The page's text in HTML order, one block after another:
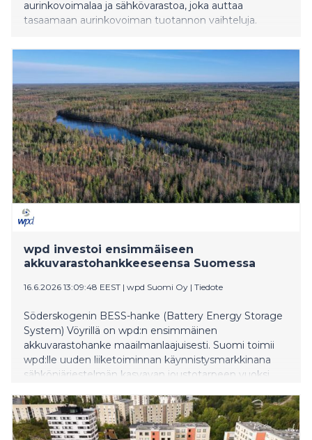
aurinkovoimalaa ja sähkövarastoa, joka auttaa
tasaamaan aurinkovoiman tuotannon vaihteluja.
wpd investoi ensimmäiseen
akkuvarastohankkeeseensa Suomessa
16.6.2026 13:09:48 EEST | wpd Suomi Oy | Tiedote
Söderskogenin BESS-hanke (Battery Energy Storage
System) Vöyrillä on wpd:n ensimmäinen
akkuvarastohanke maailmanlaajuisesti. Suomi toimii
wpd:lle uuden liiketoiminnan käynnistysmarkkinana
sähkönjärjestelmän kasvavan joustotarpeen vuoksi.